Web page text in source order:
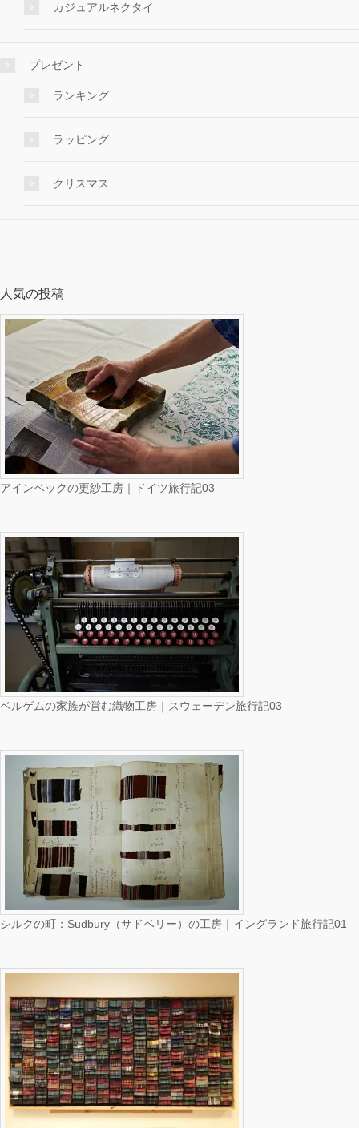
カジュアルネクタイ
プレゼント
ランキング
ラッピング
クリスマス
人気の投稿
アインベックの更紗工房｜ドイツ旅行記03
ベルゲムの家族が営む織物工房｜スウェーデン旅行記03
シルクの町：Sudbury（サドベリー）の工房｜イングランド旅行記01